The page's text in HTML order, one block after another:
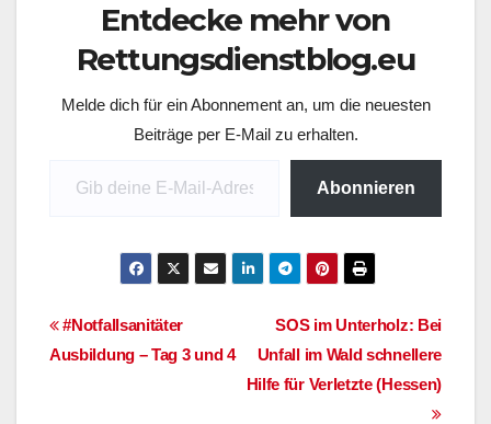
Entdecke mehr von
Rettungsdienstblog.eu
Melde dich für ein Abonnement an, um die neuesten
Beiträge per E-Mail zu erhalten.
Abonnieren
Beitragsnavigation
SOS im Unterholz: Bei
Unfall im Wald schnellere
Hilfe für Verletzte (Hessen)
#Notfallsanitäter
Ausbildung – Tag 3 und 4